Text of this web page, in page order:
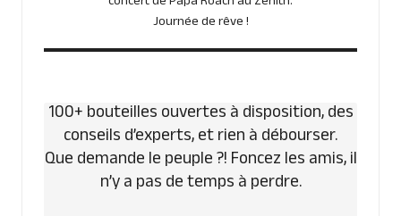
Journée de rêve !
100+ bouteilles ouvertes à disposition, des
conseils d’experts, et rien à débourser.
Que demande le peuple ?! Foncez les amis, il
n’y a pas de temps à perdre.